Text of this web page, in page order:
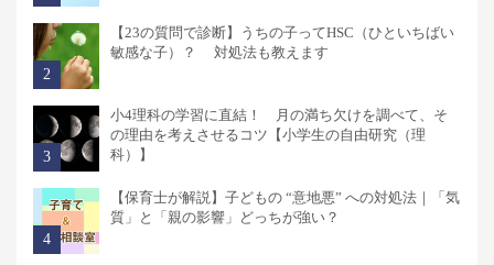
【23の質問で診断】うちの子ってHSC（ひといちばい
敏感な子）？ 対処法も教えます
小4理科の学習に直結！ 月の満ち欠けを調べて、そ
の理由を考えさせるコツ【小学生の自由研究（理
科）】
【保育士が解説】子どもの “意地悪” への対処法｜「気
質」と「親の影響」どっちが強い？